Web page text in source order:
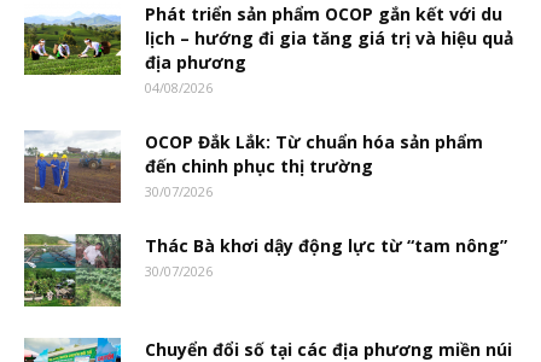
Phát triển sản phẩm OCOP gắn kết với du
lịch – hướng đi gia tăng giá trị và hiệu quả
địa phương
04/08/2026
OCOP Đắk Lắk: Từ chuẩn hóa sản phẩm
đến chinh phục thị trường
30/07/2026
Thác Bà khơi dậy động lực từ “tam nông”
30/07/2026
Chuyển đổi số tại các địa phương miền núi